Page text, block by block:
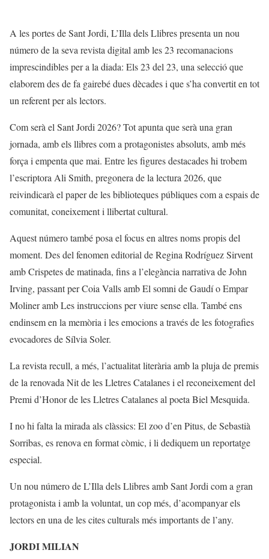
A les portes de Sant Jordi, L’Illa dels Llibres presenta un nou
número de la seva revista digital amb les 23 recomanacions
imprescindibles per a la diada: Els 23 del 23, una selecció que
elaborem des de fa gairebé dues dècades i que s’ha convertit en tot
un referent per als lectors.
Com serà el Sant Jordi 2026? Tot apunta que serà una gran
jornada, amb els llibres com a protagonistes absoluts, amb més
força i empenta que mai. Entre les figures destacades hi trobem
l’escriptora Ali Smith, pregonera de la lectura 2026, que
reivindicarà el paper de les biblioteques públiques com a espais de
comunitat, coneixement i llibertat cultural.
Aquest número també posa el focus en altres noms propis del
moment. Des del fenomen editorial de Regina Rodríguez Sirvent
amb Crispetes de matinada, fins a l’elegància narrativa de John
Irving, passant per Coia Valls amb El somni de Gaudí o Empar
Moliner amb Les instruccions per viure sense ella. També ens
endinsem en la memòria i les emocions a través de les fotografies
evocadores de Sílvia Soler.
La revista recull, a més, l’actualitat literària amb la pluja de premis
de la renovada Nit de les Lletres Catalanes i el reconeixement del
Premi d’Honor de les Lletres Catalanes al poeta Biel Mesquida.
I no hi falta la mirada als clàssics: El zoo d’en Pitus, de Sebastià
Sorribas, es renova en format còmic, i li dediquem un reportatge
especial.
Un nou número de L’Illa dels Llibres amb Sant Jordi com a gran
protagonista i amb la voluntat, un cop més, d’acompanyar els
lectors en una de les cites culturals més importants de l’any.
JORDI MILIAN